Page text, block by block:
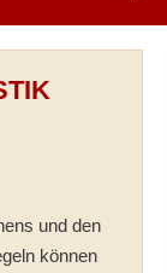
und den
können